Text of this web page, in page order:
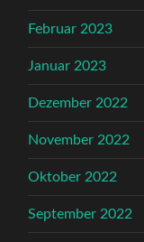
Februar 2023
Januar 2023
Dezember 2022
November 2022
Oktober 2022
September 2022